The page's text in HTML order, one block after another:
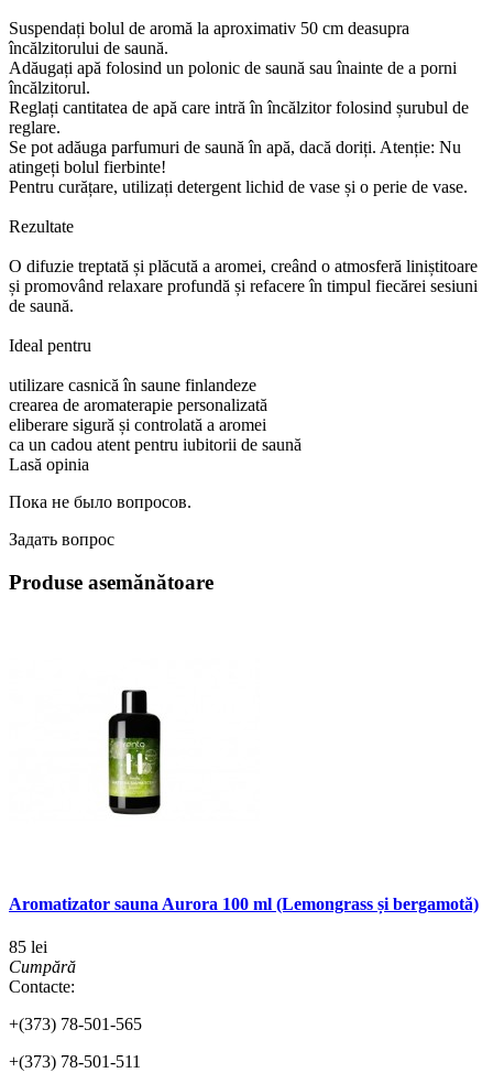
Suspendați bolul de aromă la aproximativ 50 cm deasupra
încălzitorului de saună.
Adăugați apă folosind un polonic de saună sau înainte de a porni
încălzitorul.
Reglați cantitatea de apă care intră în încălzitor folosind șurubul de
reglare.
Se pot adăuga parfumuri de saună în apă, dacă doriți. Atenție: Nu
atingeți bolul fierbinte!
Pentru curățare, utilizați detergent lichid de vase și o perie de vase.
Rezultate
O difuzie treptată și plăcută a aromei, creând o atmosferă liniștitoare
și promovând relaxare profundă și refacere în timpul fiecărei sesiuni
de saună.
Ideal pentru
utilizare casnică în saune finlandeze
crearea de aromaterapie personalizată
eliberare sigură și controlată a aromei
ca un cadou atent pentru iubitorii de saună
Lasă opinia
Пока не было вопросов.
Задать вопрос
Produse asemănătoare
Aromatizator sauna Aurora 100 ml (Lemongrass și bergamotă)
85 lei
Cumpără
Contacte:
+(373) 78-501-565
+(373) 78-501-511